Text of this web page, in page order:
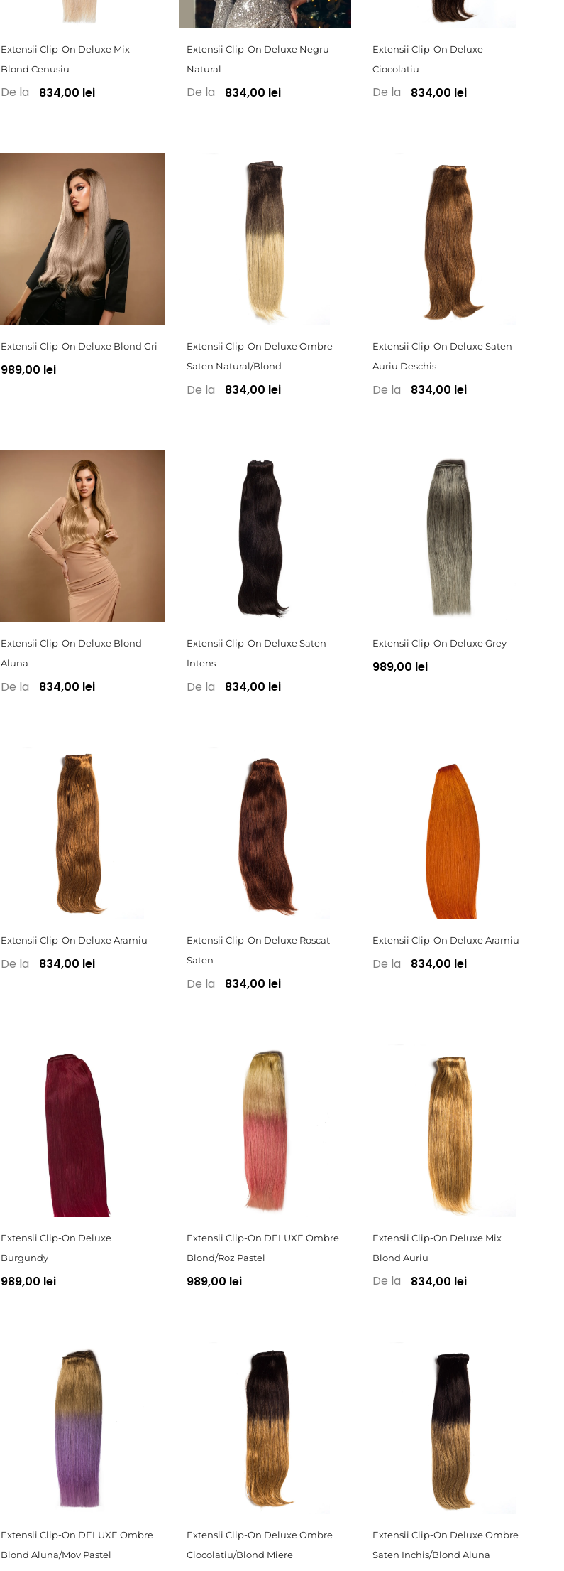
Extensii Clip-On Deluxe Mix
Blond Cenusiu
De la 834,00 lei
Extensii Clip-On Deluxe Negru
Natural
De la 834,00 lei
Extensii Clip-On Deluxe
Ciocolatiu
De la 834,00 lei
Extensii Clip-On Deluxe Blond Gri
989,00 lei
Extensii Clip-On Deluxe Ombre
Saten Natural/Blond
De la 834,00 lei
Extensii Clip-On Deluxe Saten
Auriu Deschis
De la 834,00 lei
Extensii Clip-On Deluxe Blond
Aluna
De la 834,00 lei
Extensii Clip-On Deluxe Saten
Intens
De la 834,00 lei
Extensii Clip-On Deluxe Grey
989,00 lei
Extensii Clip-On Deluxe Aramiu
De la 834,00 lei
Extensii Clip-On Deluxe Roscat
Saten
De la 834,00 lei
Extensii Clip-On Deluxe Aramiu
De la 834,00 lei
Extensii Clip-On Deluxe
Burgundy
989,00 lei
Extensii Clip-On DELUXE Ombre
Blond/Roz Pastel
989,00 lei
Extensii Clip-On Deluxe Mix
Blond Auriu
De la 834,00 lei
Extensii Clip-On DELUXE Ombre
Blond Aluna/Mov Pastel
Extensii Clip-On Deluxe Ombre
Ciocolatiu/Blond Miere
Extensii Clip-On Deluxe Ombre
Saten Inchis/Blond Aluna